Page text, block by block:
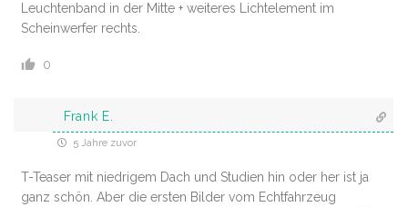
Leuchtenband in der Mitte + weiteres Lichtelement im
Scheinwerfer rechts.
0
Frank E.
5 Jahre zuvor
T-Teaser mit niedrigem Dach und Studien hin oder her ist ja
ganz schön. Aber die ersten Bilder vom Echtfahrzeug